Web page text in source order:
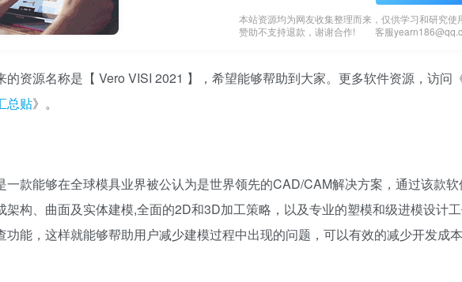
本站资源均为网友收集整理而来，仅供学习和研究使
赞助不支持退款，谢谢合作!
客服
的资源名称是【 Vero VISI 2021 】，希望能够帮助到大家。更多软件资源，访问
总贴》。
一款能够在全球模具业界被公认为是世界领先的CAD/CAM解决方案，通过该款软
架构、曲面及实体建模,全面的2D和3D加工策略，以及专业的塑模和级进模设计工
功能，这样就能够帮助用户减少建模过程中出现的问题，可以有效的减少开发成